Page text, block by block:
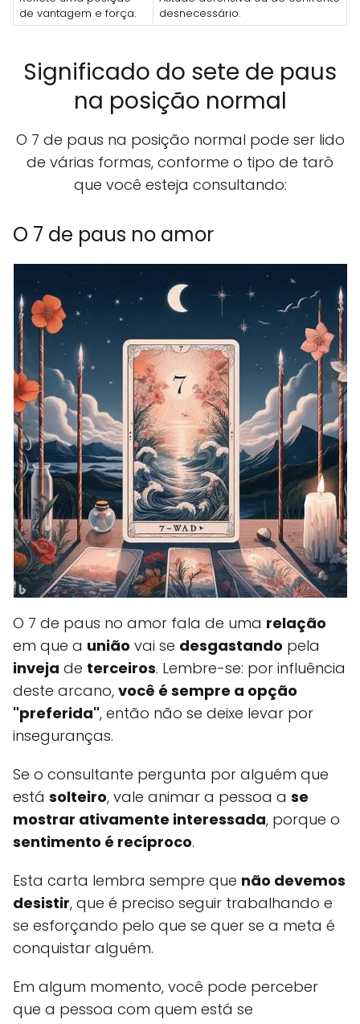
de vantagem e força.
desnecessário.
Significado do sete de paus
na posição normal
O 7 de paus na posição normal pode ser lido
de várias formas, conforme o tipo de tarô
que você esteja consultando:
O 7 de paus no amor
O 7 de paus no amor fala de uma relação
em que a união vai se desgastando pela
inveja de terceiros. Lembre-se: por influência
deste arcano, você é sempre a opção
"preferida", então não se deixe levar por
inseguranças.
Se o consultante pergunta por alguém que
está solteiro, vale animar a pessoa a se
mostrar ativamente interessada, porque o
sentimento é recíproco.
Esta carta lembra sempre que não devemos
desistir, que é preciso seguir trabalhando e
se esforçando pelo que se quer se a meta é
conquistar alguém.
Em algum momento, você pode perceber
que a pessoa com quem está se